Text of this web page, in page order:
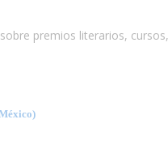
premios literarios, cursos,